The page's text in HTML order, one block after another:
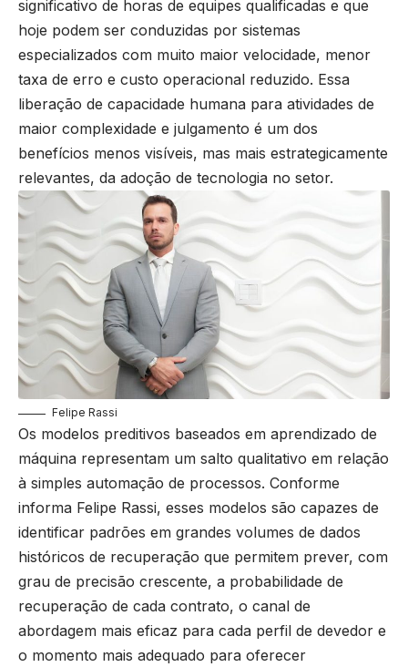
significativo de horas de equipes qualificadas e que
hoje podem ser conduzidas por sistemas
especializados com muito maior velocidade, menor
taxa de erro e custo operacional reduzido. Essa
liberação de capacidade humana para atividades de
maior complexidade e julgamento é um dos
benefícios menos visíveis, mas mais estrategicamente
relevantes, da adoção de tecnologia no setor.
Felipe Rassi
Os modelos preditivos baseados em aprendizado de
máquina representam um salto qualitativo em relação
à simples automação de processos. Conforme
informa Felipe Rassi, esses modelos são capazes de
identificar padrões em grandes volumes de dados
históricos de recuperação que permitem prever, com
grau de precisão crescente, a probabilidade de
recuperação de cada contrato, o canal de
abordagem mais eficaz para cada perfil de devedor e
o momento mais adequado para oferecer